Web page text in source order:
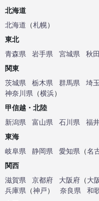
北海道
北海道 （札幌）
東北
青森県
岩手県 宮城県 秋
関東
茨城県
栃木県 群馬県 埼
神奈川県 （横浜）
甲信越・北陸
新潟県
富山県 石川県 福
東海
岐阜県
静岡県 愛知県 （名
関西
滋賀県
京都府 大阪府 （大
兵庫県 （神戸） 奈良県
和